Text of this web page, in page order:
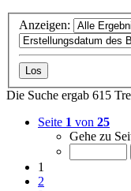
Anzeigen:
Die Suche ergab 615
Seite 1 von 25
Gehe zu
1
2